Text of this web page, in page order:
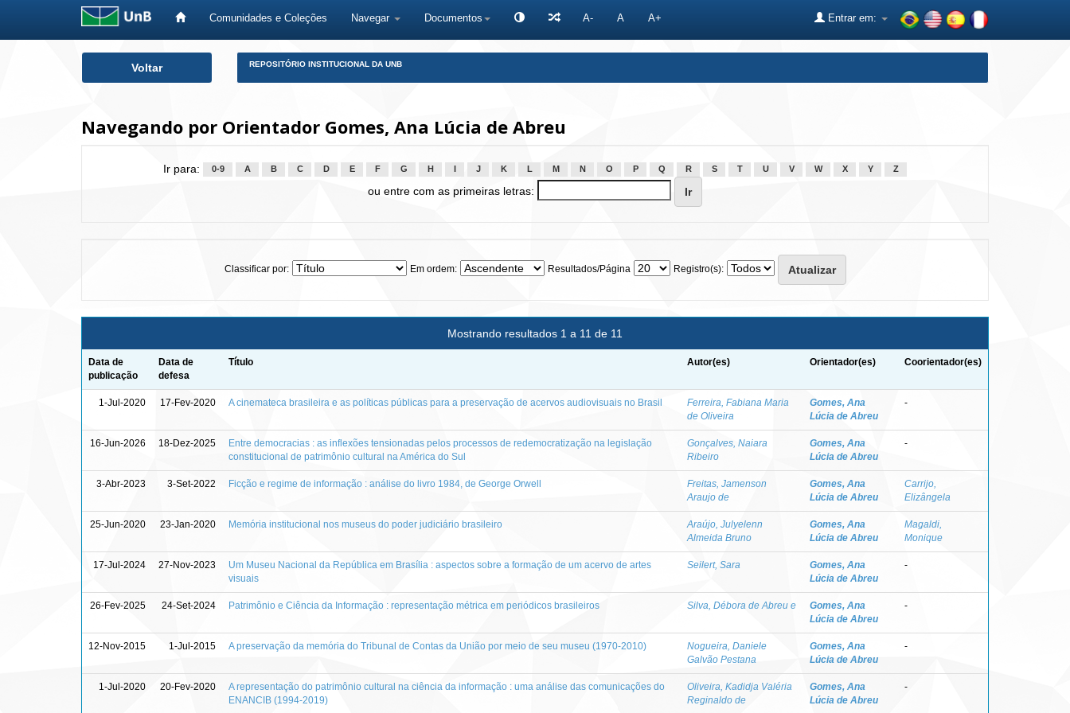
Comunidades e Coleções Navegar Documentos A- A A+ Entrar em:
Voltar REPOSITÓRIO INSTITUCIONAL DA UNB
Navegando por Orientador Gomes, Ana Lúcia de Abreu
Ir para: 0-9 A B C D E F G H J K L M N O P Q R S T U V W X Y Z
ou entre com as primeiras letras:
Classificar por: Em ordem: Resultados/Página Registro(s):
Mostrando resultados 1 a 11 de 11
Data de
publicação
Data de
defesa
Título Autor(es) Orientador(es) Coorientador(es)
1-Jul-2020 17-Fev-2020 A cinemateca brasileira e as políticas públicas para a preservação de acervos audiovisuais no Brasil
Ferreira, Fabiana Maria
de Oliveira
Gomes, Ana
Lúcia de Abreu
-
16-Jun-2026 18-Dez-2025
Entre democracias : as inflexões tensionadas pelos processos de redemocratização na legislação
constitucional de patrimônio cultural na América do Sul
Gonçalves, Naiara
Ribeiro
Gomes, Ana
Lúcia de Abreu
-
3-Abr-2023 3-Set-2022 Ficção e regime de informação : análise do livro 1984, de George Orwell
Freitas, Jamenson
Araujo de
Gomes, Ana
Lúcia de Abreu
Carrijo,
Elizângela
25-Jun-2020 23-Jan-2020 Memória institucional nos museus do poder judiciário brasileiro
Araújo, Julyelenn
Almeida Bruno
Gomes, Ana
Lúcia de Abreu
Magaldi,
Monique
17-Jul-2024 27-Nov-2023
Um Museu Nacional da República em Brasília : aspectos sobre a formação de um acervo de artes
visuais
Seilert, Sara
Gomes, Ana
Lúcia de Abreu
-
26-Fev-2025 24-Set-2024 Patrimônio e Ciência da Informação : representação métrica em periódicos brasileiros Silva, Débora de Abreu e
Gomes, Ana
Lúcia de Abreu
-
12-Nov-2015 1-Jul-2015 A preservação da memória do Tribunal de Contas da União por meio de seu museu (1970-2010)
Nogueira, Daniele
Galvão Pestana
Gomes, Ana
Lúcia de Abreu
-
1-Jul-2020 20-Fev-2020
A representação do patrimônio cultural na ciência da informação : uma análise das comunicações do
ENANCIB (1994-2019)
Oliveira, Kadidja Valéria
Reginaldo de
Gomes, Ana
Lúcia de Abreu
-